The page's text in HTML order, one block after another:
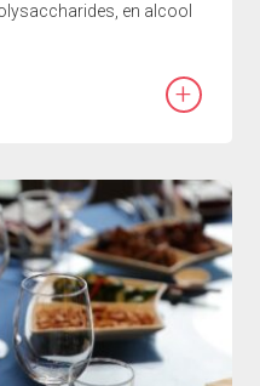
en alcool
+